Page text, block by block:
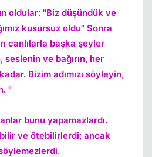
oldular: "Biz düşündük ve
kusursuz oldu" Sonra
canlılarla başka şeyler
ve bağırın, her
Bizim adımızı söyleyin,
"
bunu yapamazlardı.
ve ötebilirlerdi; ancak
söylemezlerdi.